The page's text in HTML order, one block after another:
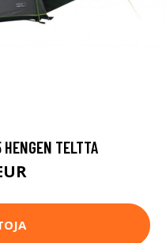
TELTTA